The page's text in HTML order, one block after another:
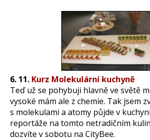
6. 11. Kurz Molekulární kuchyně
Teď už se pohybuji hlavně ve světě
vysoké mám ale z chemie. Tak jsem
s molekulami a atomy půjde v
reportáže na tomto netradičním
dozvíte v sobotu na CityBee.